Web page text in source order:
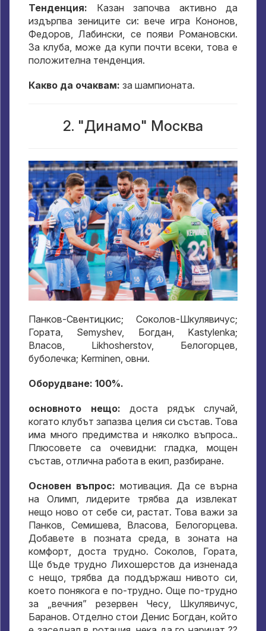
Тенденция: Казан започва активно да
издърпва зениците си: вече игра Кононов,
Федоров, Лабински, се появи Романовски.
За клуба, може да купи почти всеки, това е
положителна тенденция.
Какво да очаквам: за шампионата.
2. "Динамо" Москва
Панков-Свентицкис; Соколов-Шкулявичус;
Гората, Semyshev, Богдан, Kastylenka;
Власов, Likhosherstov, Белогорцев,
буболечка; Kerminen, овни.
Оборудване: 100%.
основното нещо: доста рядък случай,
когато клубът запазва целия си състав. Това
има много предимства и няколко въпроса..
Плюсовете са очевидни: гладка, мощен
състав, отлична работа в екип, разбиране.
Основен въпрос: мотивация. Да се ​​върна
на Олимп, лидерите трябва да извлекат
нещо ново от себе си, растат. Това важи за
Панков, Семишева, Власова, Белогорцева.
Добавете в позната среда, в зоната на
комфорт, доста трудно. Соколов, Гората,
Ще бъде трудно Лихошерстов да изненада
с нещо, трябва да поддържаш нивото си,
което понякога е по-трудно. Още по-трудно
за „вечния” резервен Чесу, Шкулявичус,
Баранов. Отделно стои Денис Богдан, който